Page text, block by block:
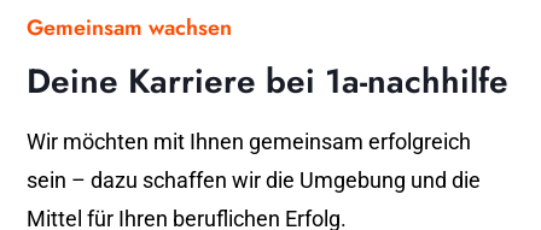
Gemeinsam wachsen
Deine Karriere bei 1a-nachhilfe
Wir möchten mit Ihnen gemeinsam erfolgreich
sein – dazu schaffen wir die Umgebung und die
Mittel für Ihren beruflichen Erfolg.